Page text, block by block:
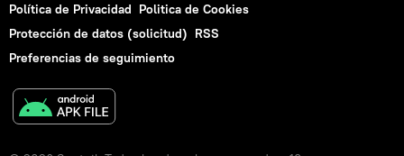
Política de Privacidad Politica de Cookies
Protección de datos (solicitud) RSS
Preferencias de seguimiento